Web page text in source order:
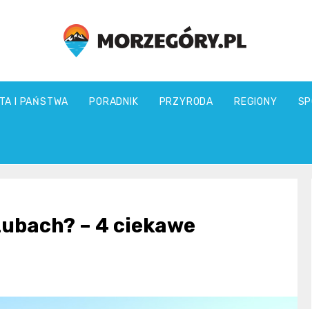
morzegory.pl
I PAŃSTWA PORADNIK PRZYRODA REGIONY
– 4 ciekawe